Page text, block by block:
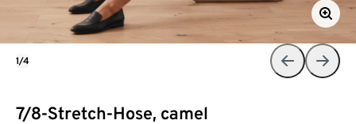
7/8-Stretch-Hose, camel
1/4